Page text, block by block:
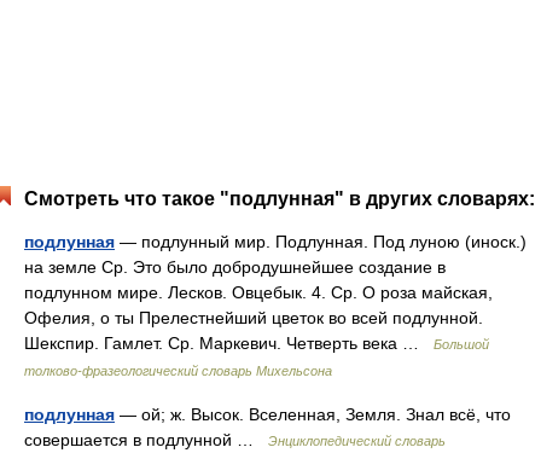
Смотреть что такое "подлунная" в других словарях:
подлунная — подлунный мир. Подлунная. Под луною (иноск.)
на земле Ср. Это было добродушнейшее создание в
подлунном мире. Лесков. Овцебык. 4. Ср. О роза майская,
Офелия, о ты Прелестнейший цветок во всей подлунной.
Шекспир. Гамлет. Ср. Маркевич. Четверть века …
Большой
толково-фразеологический словарь Михельсона
подлунная — ой; ж. Высок. Вселенная, Земля. Знал всё, что
совершается в подлунной …
Энциклопедический словарь